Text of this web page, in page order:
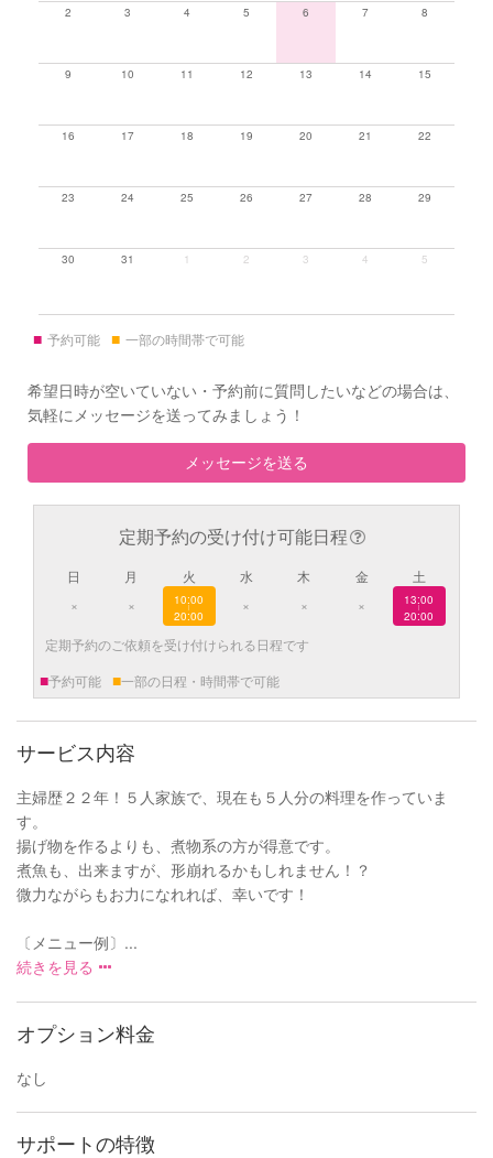
2 3 4 5 6 7 8
9 10 11 12 13 14 15
16 17 18 19 20 21 22
23 24 25 26 27 28 29
30 31 1 2 3 4 5
■ 予約可能 ■ 一部の時間帯で可能
希望日時が空いていない・予約前に質問したいなどの場合は、
気軽にメッセージを送ってみましょう！
メッセージを送る
定期予約の受け付け可能日程
日
×
月
×
火
10:00
|
20:00
水
×
木
×
金
×
土
13:00
|
20:00
定期予約のご依頼を受け付けられる日程です
■予約可能 ■一部の日程・時間帯で可能
サービス内容
主婦歴２２年！５人家族で、現在も５人分の料理を作っていま
す。
揚げ物を作るよりも、煮物系の方が得意です。
煮魚も、出来ますが、形崩れるかもしれません！？
微力ながらもお力になれれば、幸いです！
〔メニュー例〕...
続きを見る
オプション料金
なし
サポートの特徴